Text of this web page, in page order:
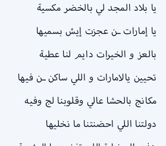
يا بلاد المجد لي بالخضر مكسية
يا إمارات ـن عجزت إيش بسميها
بالعز و الخيرات دايم لنا عطية
تحيين يالامارات و اللي ساكن ـن فيها
مكانج بالحشا عالي وقلوبنا لج وفيه
دولتنا اللي احضنتنا ما نخليها